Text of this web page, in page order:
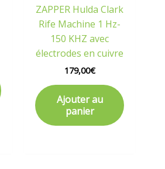
ZAPPER Hulda Clark
Rife Machine 1 Hz-
150 KHZ avec
électrodes en cuivre
179,00€
Ajouter au
panier